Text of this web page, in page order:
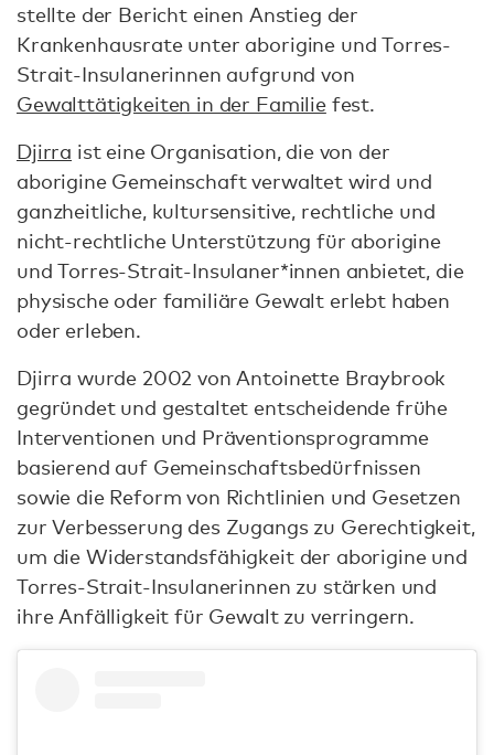
stellte der Bericht einen Anstieg der
Krankenhausrate unter aborigine und Torres-
Strait-Insulanerinnen aufgrund von
Gewalttätigkeiten in der Familiefest.
Djirra ist eine Organisation, die von der
aborigine Gemeinschaft verwaltet wird und
ganzheitliche, kultursensitive, rechtliche und
nicht-rechtliche Unterstützung für aborigine
und Torres-Strait-Insulaner*innen anbietet, die
physische oder familiäre Gewalt erlebt haben
oder erleben.
Djirra wurde 2002 von Antoinette Braybrook
gegründet und gestaltet entscheidende frühe
Interventionen und Präventionsprogramme
basierend auf Gemeinschaftsbedürfnissen
sowie die Reform von Richtlinien und Gesetzen
zur Verbesserung des Zugangs zu Gerechtigkeit,
um die Widerstandsfähigkeit der aborigine und
Torres-Strait-Insulanerinnen zu stärken und
ihre Anfälligkeit für Gewalt zu verringern.